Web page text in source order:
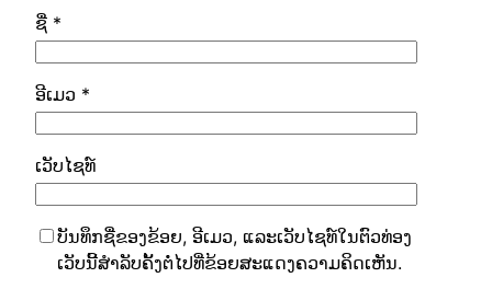
ຊື່ *
ອີເມວ *
ເວັບໄຊທ໌
ບັນທຶກຊື່ຂອງຂ້ອຍ, ອີເມວ, ແລະເວັບໄຊທ໌ໃນຕົວທ່ອງ
ເວັບນີ້ສໍາລັບຄັ້ງຕໍ່ໄປທີ່ຂ້ອຍສະແດງຄວາມຄິດເຫັນ.